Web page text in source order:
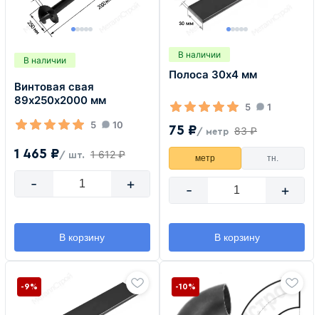
В наличии
Винтовая свая
89х250х2000 мм
5 10
1 465 ₽/ шт. 1 612 ₽
- +
В корзину
В наличии
Полоса 30х4 мм
5 1
75 ₽/ метр 83 ₽
метр тн.
- +
В корзину
-9% -10%